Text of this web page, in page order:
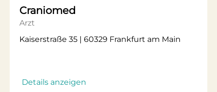
Craniomed
Arzt
Kaiserstraße 35 | 60329 Frankfurt am Main
Details anzeigen